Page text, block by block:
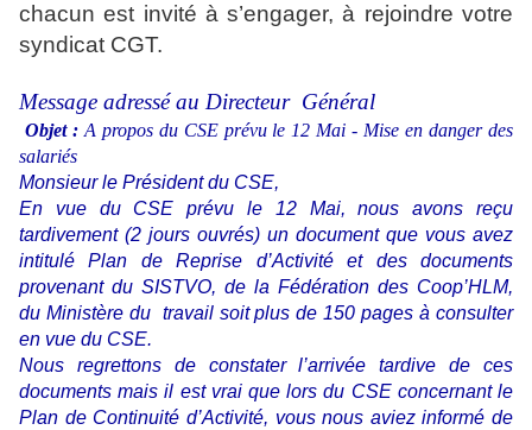
chacun est invité à s’engager, à rejoindre votre
syndicat CGT.
Message adressé au Directeur Général
Objet :A propos du CSE prévu le 12 Mai - Mise en danger des
salariés
Monsieur le Président du CSE,
En vue du CSE prévu le 12 Mai, nous avons reçu
tardivement (2 jours ouvrés) un document que vous avez
intitulé Plan de Reprise d’Activité et des documents
provenant du SISTVO, de la Fédération des Coop’HLM,
du Ministère du travail soit plus de 150 pages à consulter
en vue du CSE.
Nous regrettons de constater l’arrivée tardive de ces
documents mais il est vrai que lors du CSE concernant le
Plan de Continuité d’Activité, vous nous aviez informé de